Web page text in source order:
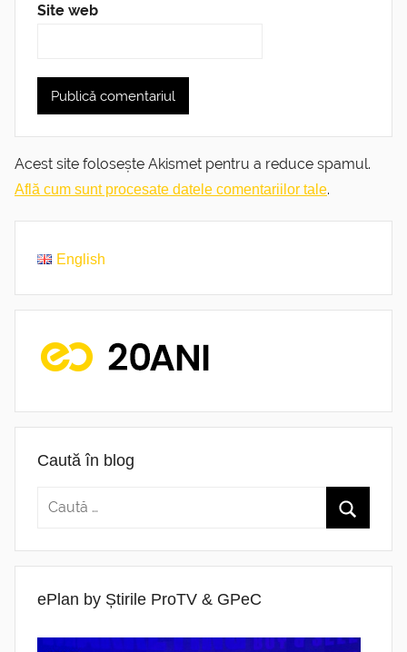
Site web
Acest site folosește Akismet pentru a reduce spamul.
Află cum sunt procesate datele comentariilor tale.
English
Caută în blog
ePlan by Știrile ProTV & GPeC